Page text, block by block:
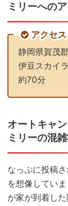
ミリーへの
アクセス
静岡県賀茂
伊豆スカイ
約70分
オートキャ
ミリーの混
なっぷに投稿
を想像していま
が家が到着し